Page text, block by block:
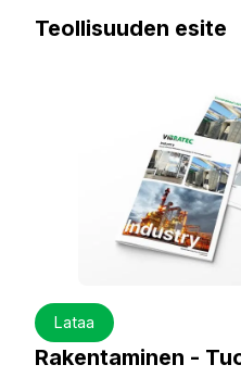
Teollisuuden esite
Lataa
Rakentaminen -